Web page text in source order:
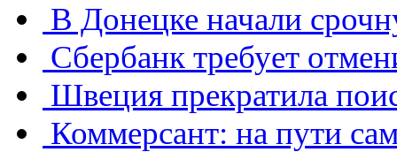
В Донецке начали
Сбербанк требует
Швеция прекратила
Коммерсант: на пути